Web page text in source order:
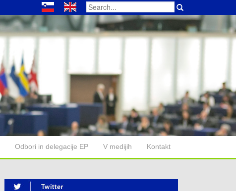
Search
for:
Odbori in delegacije EP V medijih Kontakt